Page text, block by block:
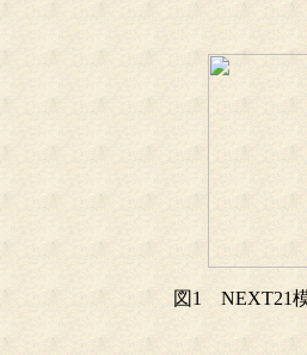
図1 NEXT21